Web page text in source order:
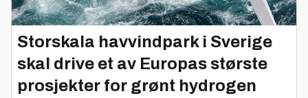
Storskala havvindpark i Sverige
skal drive et av Europas største
prosjekter for grønt hydrogen